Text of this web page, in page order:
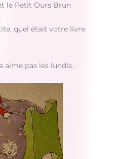
le Petit Ours Brun
quel était votre livre
aime pas les lundis..